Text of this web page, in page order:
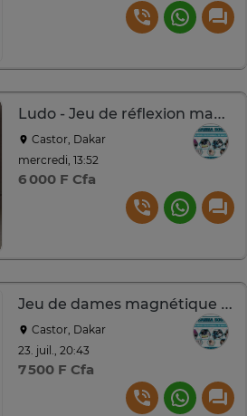
Ludo - Jeu de réflexion magnétique
Castor, Dakar
mercredi, 13:52
6 000 F Cfa
Jeu de dames magnétique pliable pour adultes
Castor, Dakar
23. juil., 20:43
7 500 F Cfa